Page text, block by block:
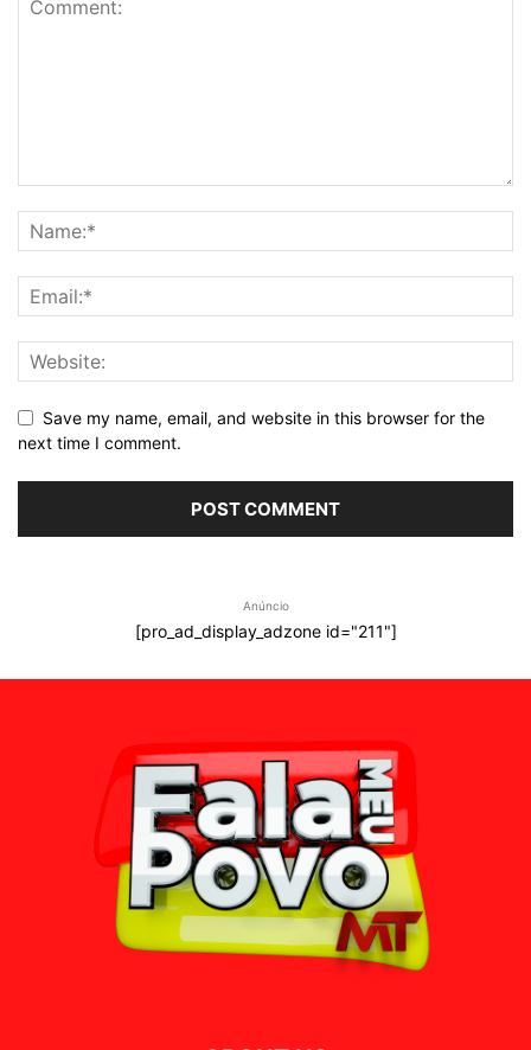
Save my name, email, and website in this browser for the
next time I comment.
Anúncio
[pro_ad_display_adzone id="211"]